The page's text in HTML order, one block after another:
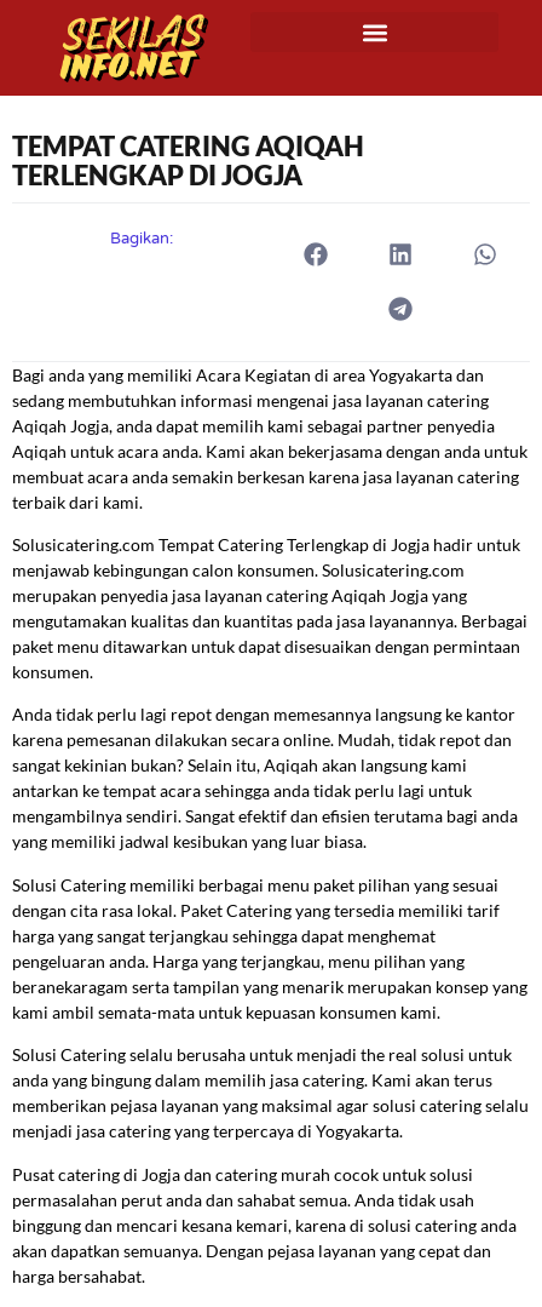
TEMPAT CATERING AQIQAH
TERLENGKAP DI JOGJA
Bagikan:
Bagi anda yang memiliki Acara Kegiatan di area Yogyakarta dan
sedang membutuhkan informasi mengenai jasa layanan catering
Aqiqah Jogja, anda dapat memilih kami sebagai partner penyedia
Aqiqah untuk acara anda. Kami akan bekerjasama dengan anda untuk
membuat acara anda semakin berkesan karena jasa layanan catering
terbaik dari kami.
Solusicatering.com Tempat Catering Terlengkap di Jogja hadir untuk
menjawab kebingungan calon konsumen. Solusicatering.com
merupakan penyedia jasa layanan catering Aqiqah Jogja yang
mengutamakan kualitas dan kuantitas pada jasa layanannya. Berbagai
paket menu ditawarkan untuk dapat disesuaikan dengan permintaan
konsumen.
Anda tidak perlu lagi repot dengan memesannya langsung ke kantor
karena pemesanan dilakukan secara online. Mudah, tidak repot dan
sangat kekinian bukan? Selain itu, Aqiqah akan langsung kami
antarkan ke tempat acara sehingga anda tidak perlu lagi untuk
mengambilnya sendiri. Sangat efektif dan efisien terutama bagi anda
yang memiliki jadwal kesibukan yang luar biasa.
Solusi Catering memiliki berbagai menu paket pilihan yang sesuai
dengan cita rasa lokal. Paket Catering yang tersedia memiliki tarif
harga yang sangat terjangkau sehingga dapat menghemat
pengeluaran anda. Harga yang terjangkau, menu pilihan yang
beranekaragam serta tampilan yang menarik merupakan konsep yang
kami ambil semata-mata untuk kepuasan konsumen kami.
Solusi Catering selalu berusaha untuk menjadi the real solusi untuk
anda yang bingung dalam memilih jasa catering. Kami akan terus
memberikan pejasa layanan yang maksimal agar solusi catering selalu
menjadi jasa catering yang terpercaya di Yogyakarta.
Pusat catering di Jogja dan catering murah cocok untuk solusi
permasalahan perut anda dan sahabat semua. Anda tidak usah
binggung dan mencari kesana kemari, karena di solusi catering anda
akan dapatkan semuanya. Dengan pejasa layanan yang cepat dan
harga bersahabat.